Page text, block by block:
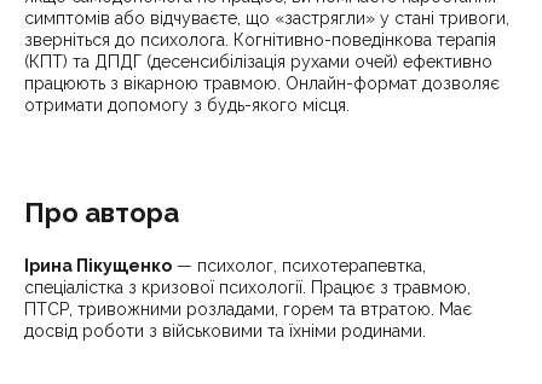
симптомів або відчуваєте, що «застрягли» у стані тривоги,
зверніться до психолога. Когнітивно-поведінкова терапія
(КПТ) та ДПДГ (десенсибілізація рухами очей) ефективно
працюють з вікарною травмою. Онлайн-формат дозволяє
отримати допомогу з будь-якого місця.
Про автора
Ірина Пікущенко — психолог, психотерапевтка,
спеціалістка з кризової психології. Працює з травмою,
ПТСР, тривожними розладами, горем та втратою. Має
досвід роботи з військовими та їхніми родинами.